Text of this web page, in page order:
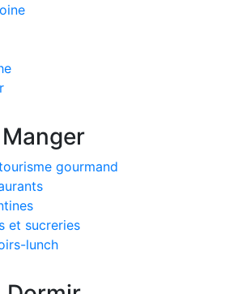
Manger
gourmand
et sucreries
lunch